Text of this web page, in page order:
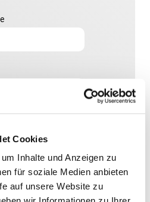
Cookies
Inhalte und Anzeigen zu
für soziale Medien anbieten
auf unsere Website zu